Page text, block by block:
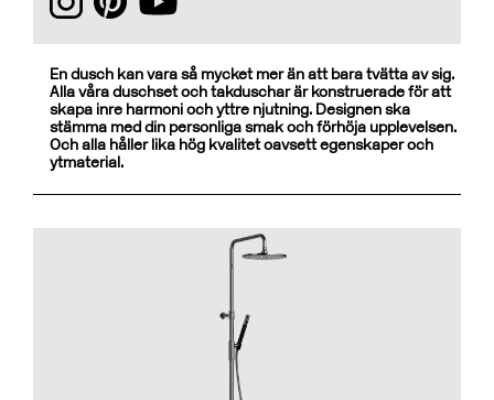
En dusch kan vara så mycket mer än att bara tvätta av sig.
Alla våra duschset och takduschar är konstruerade för att
skapa inre harmoni och yttre njutning. Designen ska
stämma med din personliga smak och förhöja upplevelsen.
Och alla håller lika hög kvalitet oavsett egenskaper och
ytmaterial.